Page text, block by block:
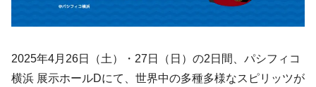
2025年4月26日（土）・27日（日）の2日間、パシフィコ
横浜 展示ホールDにて、世界中の多種多様なスピリッツが